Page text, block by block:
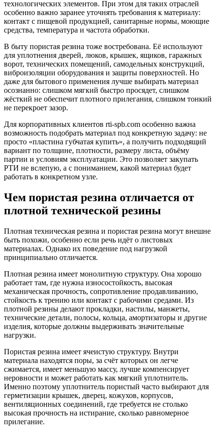
технологических элементов. При этом для таких отраслей
особенно важно заранее уточнять требования к материалу:
контакт с пищевой продукцией, санитарные нормы, моющие
средства, температура и частота обработки.
В быту пористая резина тоже востребована. Её используют
для уплотнения дверей, люков, крышек, ящиков, гаражных
ворот, технических помещений, самодельных конструкций,
виброизоляции оборудования и защиты поверхностей. Но
даже для бытового применения лучше выбирать материал
осознанно: слишком мягкий быстро просядет, слишком
жёсткий не обеспечит плотного прилегания, слишком тонкий
не перекроет зазор.
Для корпоративных клиентов rti-spb.com особенно важна
возможность подобрать материал под конкретную задачу: не
просто «пластина губчатая купить», а получить подходящий
вариант по толщине, плотности, размеру листа, объёму
партии и условиям эксплуатации. Это позволяет закупать
РТИ не вслепую, а с пониманием, какой материал будет
работать в конкретном узле.
Чем пористая резина отличается от
плотной технической резины
Плотная техническая резина и пористая резина могут внешне
быть похожи, особенно если речь идёт о листовых
материалах. Однако их поведение под нагрузкой
принципиально отличается.
Плотная резина имеет монолитную структуру. Она хорошо
работает там, где нужна износостойкость, высокая
механическая прочность, сопротивление продавливанию,
стойкость к трению или контакт с рабочими средами. Из
плотной резины делают прокладки, настилы, манжеты,
технические детали, полосы, кольца, амортизаторы и другие
изделия, которые должны выдерживать значительные
нагрузки.
Пористая резина имеет ячеистую структуру. Внутри
материала находятся поры, за счёт которых он легче
сжимается, имеет меньшую массу, лучше компенсирует
неровности и может работать как мягкий уплотнитель.
Именно поэтому уплотнитель пористый часто выбирают для
герметизации крышек, дверец, кожухов, корпусов,
вентиляционных соединений, где требуется не столько
высокая прочность на истирание, сколько равномерное
прилегание.